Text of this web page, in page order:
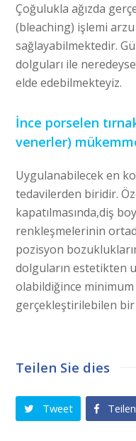
Çoğulukla ağızda
(bleaching) işlemi
sağlayabilmektedir.
dolguları ile
elde edebilmekteyiz.
İnce porselen
venerler)
Uygulanabilecek en
tedavilerden biridir.
kapatılmasında,diş
renkleşmelerinin
pozisyon
dolguların estetikten
olabildiğince minimum
gerçekleştirilebilen bir
Teilen Sie dies
Tweet Teilen